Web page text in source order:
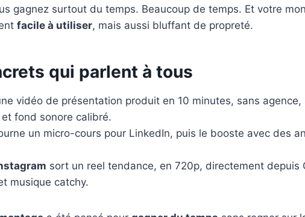
gagnez surtout du temps. Beaucoup de temps. Et votre
facile à utiliser, mais aussi bluffant de propreté.
qui parlent à tous
vidéo de présentation produit en 10 minutes, sans agence,
fond sonore calibré.
un micro-cours pour LinkedIn, puis le booste avec des
sort un reel tendance, en 720p, directement depuis
musique catchy.